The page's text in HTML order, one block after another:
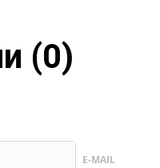
(0)
E-MAIL